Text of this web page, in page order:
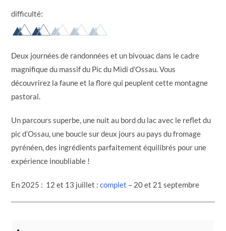
difficulté:
Deux journées de randonnées et un bivouac dans le cadre
magnifique du massif du Pic du Midi d’Ossau. Vous
découvrirez la faune et la flore qui peuplent cette montagne
pastoral.
Un parcours superbe, une nuit au bord du lac avec le reflet du
pic d’Ossau, une boucle sur deux jours au pays du fromage
pyrénéen, des ingrédients parfaitement équilibrés pour une
expérience inoubliable !
En 2025 : 12 et 13 juillet :complet – 20 et 21 septembre